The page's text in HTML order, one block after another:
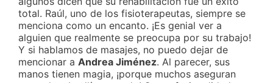
total. Raúl, uno de los fisioterapeutas, siempre se
menciona como un encanto. ¡Es genial ver a
alguien que realmente se preocupa por su trabajo!
Y si hablamos de masajes, no puedo dejar de
mencionar a Andrea Jiménez. Al parecer, sus
manos tienen magia, ¡porque muchos aseguran